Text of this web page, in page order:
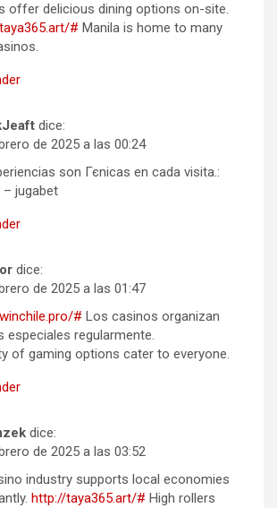
offer delicious dining options on-site.
# Manila is home to many
dice:
de 2025 a las 00:24
son Гєnicas en cada visita.:
– jugabet
dice:
de 2025 a las 01:47
# Los casinos organizan
especiales regularmente.
of gaming options cater to everyone.
dice:
de 2025 a las 03:52
industry supports local economies
http://taya365.art/# High rollers